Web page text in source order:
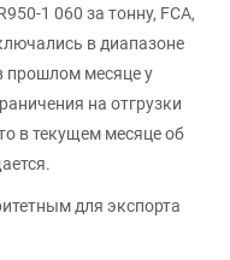
1 060 за тонну, FCA,
в диапазоне
прошлом месяце у
на отгрузки
в текущем месяце об
для экспорта